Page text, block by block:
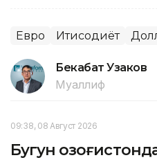
Евро Иқтисодиёт
Бекабат Узаков
Муаллиф
09:38, 08 Август 2026
Бугун